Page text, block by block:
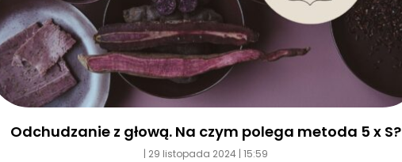
Odchudzanie z głową. Na czym polega metoda 5 x S?
29 listopada 2024 15:59